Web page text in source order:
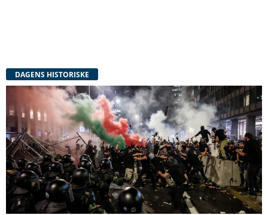
DAGENS HISTORISKE